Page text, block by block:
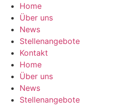
Zum
Inhalt
springen
Home
Über uns
News
Stellenangebote
Kontakt
Home
Über uns
News
Stellenangebote